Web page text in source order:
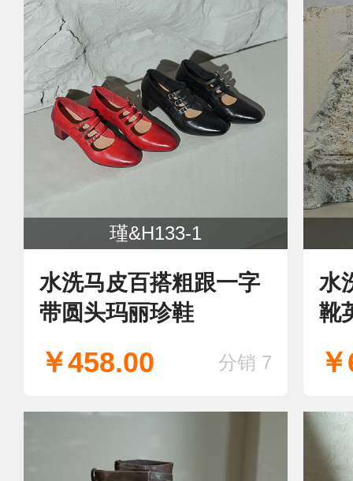
瑾&H133-1
水洗马皮百搭粗跟一字
带圆头玛丽珍鞋
￥458.00 分销 7
水
靴